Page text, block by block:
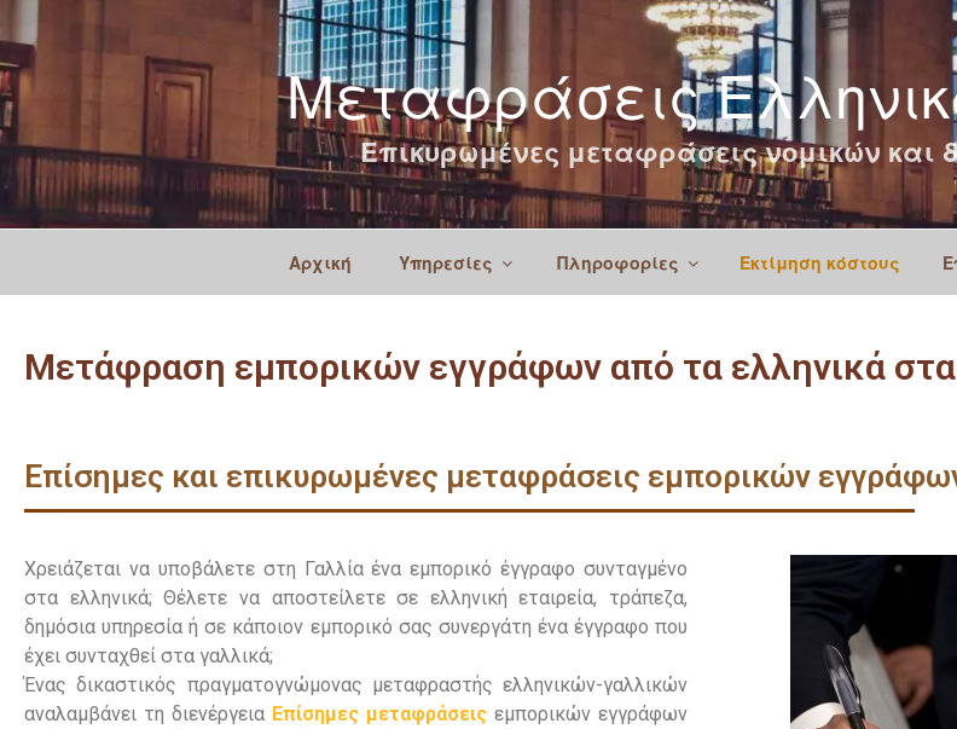
Μεταφράσεις
Επικυρωμένες μεταφράσεις νομικών και
Αρχική Υπηρεσίες Πληροφορίες Εκτίμηση κόστους
Μετάφραση εμπορικών εγγράφων από τα ελληνικά
Επίσημες και επικυρωμένες μεταφράσεις εμπορικών
Χρειάζεται να υποβάλετε στη Γαλλία ένα εμπορικό έγγραφο συνταγμένο
στα ελληνικά; Θέλετε να αποστείλετε σε ελληνική εταιρεία, τράπεζα,
δημόσια υπηρεσία ή σε κάποιον εμπορικό σας συνεργάτη ένα έγγραφο που
έχει συνταχθεί στα γαλλικά;
Ένας δικαστικός πραγματογνώμονας μεταφραστής ελληνικών-γαλλικών
αναλαμβάνει τη διενέργεια Επίσημες μεταφράσεις εμπορικών εγγράφων